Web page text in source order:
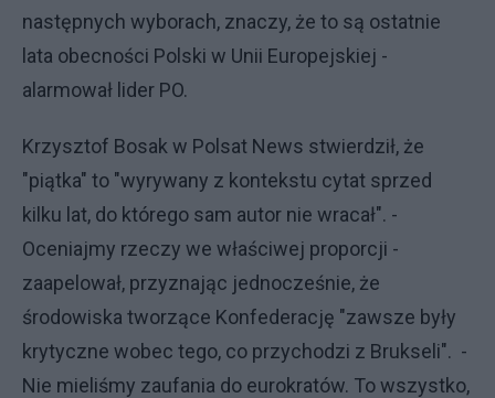
następnych wyborach, znaczy, że to są ostatnie
lata obecności Polski w Unii Europejskiej -
alarmował lider PO.
Krzysztof Bosak w Polsat News stwierdził, że
"piątka" to "wyrywany z kontekstu cytat sprzed
kilku lat, do którego sam autor nie wracał". -
Oceniajmy rzeczy we właściwej proporcji -
zaapelował, przyznając jednocześnie, że
środowiska tworzące Konfederację "zawsze były
krytyczne wobec tego, co przychodzi z Brukseli". -
Nie mieliśmy zaufania do eurokratów. To wszystko,